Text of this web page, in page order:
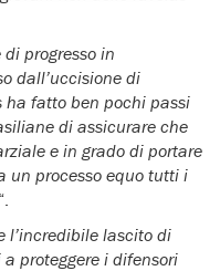
progresso in
dall’uccisione di
ha fatto ben pochi passi
di assicurare che
e in grado di portare
un processo equo tutti i
“.
l’incredibile lascito di
proteggere i difensori